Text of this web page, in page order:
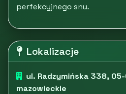
perfekcyjnego snu.
Lokalizacje
ul. Radzymińska 338,
mazowieckie